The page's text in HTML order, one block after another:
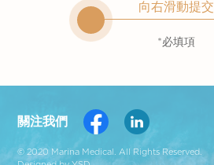
向右滑動提交
*必填項
關注我們
© 2020 Marina Medical. All Rights Reserved.